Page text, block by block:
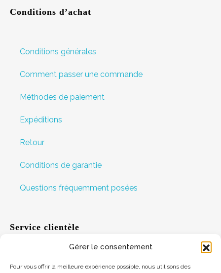
Gérer le consentement
Pour vous offrir la meilleure expérience possible, nous utilisons des
Conditions d’achat
Conditions générales
Comment passer une commande
Méthodes de paiement
Expéditions
Retour
Conditions de garantie
Questions fréquemment posées
Service clientèle
Aide